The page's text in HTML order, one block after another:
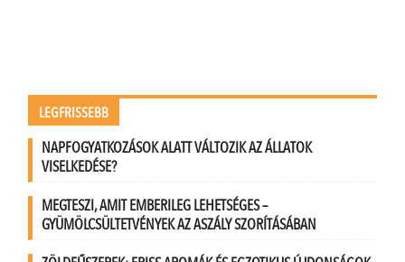
LEGFRISSEBB
NAPFOGYATKOZÁSOK ALATT VÁLTOZIK AZ ÁLLATOK
VISELKEDÉSE?
MEGTESZI, AMIT EMBERILEG LEHETSÉGES –
GYÜMÖLCSÜLTETVÉNYEK AZ ASZÁLY SZORÍTÁSÁBAN